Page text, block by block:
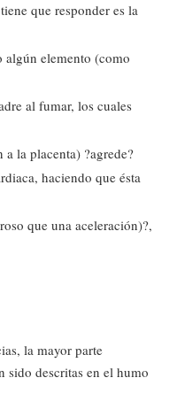
que responder es la
algún elemento (como
al fumar, los cuales
la placenta) ?agrede?
haciendo que ésta
que una aceleración)?,
la mayor parte
sido descritas en el humo